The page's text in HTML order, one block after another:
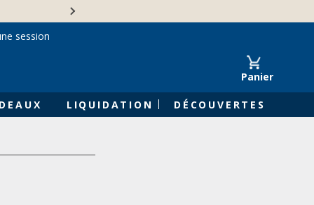
Panier
LIQUIDATION DÉCOUVERTES
session